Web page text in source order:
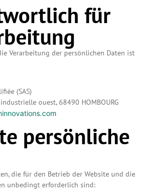
für
Verarbeitung der persönlichen Daten ist
(SAS)
ouest, 68490 HOMBOURG
persönliche
die für den Betrieb der Website und die
unbedingt erforderlich sind: